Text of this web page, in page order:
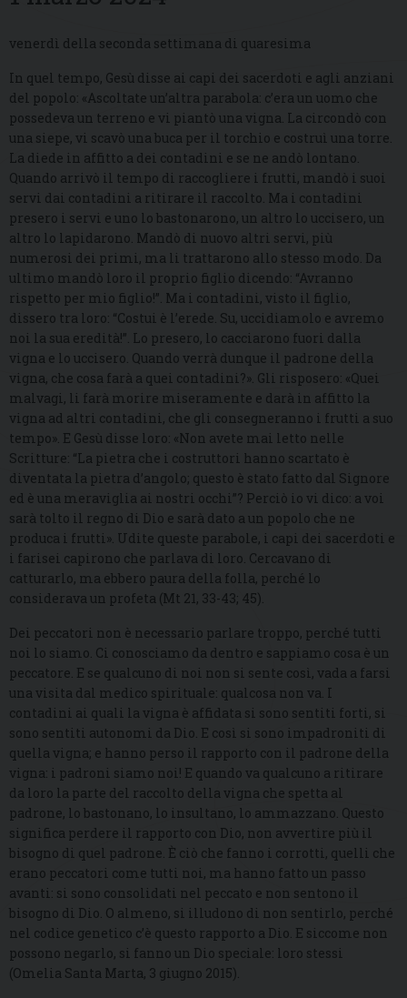
venerdì della seconda settimana di quaresima
In quel tempo, Gesù disse ai capi dei sacerdoti e agli anziani
del popolo: «Ascoltate un’altra parabola: c’era un uomo che
possedeva un terreno e vi piantò una vigna. La circondò con
una siepe, vi scavò una buca per il torchio e costruì una torre.
La diede in affitto a dei contadini e se ne andò lontano.
Quando arrivò il tempo di raccogliere i frutti, mandò i suoi
servi dai contadini a ritirare il raccolto. Ma i contadini
presero i servi e uno lo bastonarono, un altro lo uccisero, un
altro lo lapidarono. Mandò di nuovo altri servi, più
numerosi dei primi, ma li trattarono allo stesso modo. Da
ultimo mandò loro il proprio figlio dicendo: “Avranno
rispetto per mio figlio!”. Ma i contadini, visto il figlio,
dissero tra loro: “Costui è l’erede. Su, uccidiamolo e avremo
noi la sua eredità!”. Lo presero, lo cacciarono fuori dalla
vigna e lo uccisero. Quando verrà dunque il padrone della
vigna, che cosa farà a quei contadini?». Gli risposero: «Quei
malvagi, li farà morire miseramente e darà in affitto la
vigna ad altri contadini, che gli consegneranno i frutti a suo
tempo». E Gesù disse loro: «Non avete mai letto nelle
Scritture: “La pietra che i costruttori hanno scartato è
diventata la pietra d’angolo; questo è stato fatto dal Signore
ed è una meraviglia ai nostri occhi”? Perciò io vi dico: a voi
sarà tolto il regno di Dio e sarà dato a un popolo che ne
produca i frutti». Udite queste parabole, i capi dei sacerdoti e
i farisei capirono che parlava di loro. Cercavano di
catturarlo, ma ebbero paura della folla, perché lo
considerava un profeta (Mt 21, 33-43; 45).
Dei peccatori non è necessario parlare troppo, perché tutti
noi lo siamo. Ci conosciamo da dentro e sappiamo cosa è un
peccatore. E se qualcuno di noi non si sente così, vada a farsi
una visita dal medico spirituale: qualcosa non va. I
contadini ai quali la vigna è affidata si sono sentiti forti, si
sono sentiti autonomi da Dio. E così si sono impadroniti di
quella vigna; e hanno perso il rapporto con il padrone della
vigna: i padroni siamo noi! E quando va qualcuno a ritirare
da loro la parte del raccolto della vigna che spetta al
padrone, lo bastonano, lo insultano, lo ammazzano. Questo
significa perdere il rapporto con Dio, non avvertire più il
bisogno di quel padrone. È ciò che fanno i corrotti, quelli che
erano peccatori come tutti noi, ma hanno fatto un passo
avanti: si sono consolidati nel peccato e non sentono il
bisogno di Dio. O almeno, si illudono di non sentirlo, perché
nel codice genetico c’è questo rapporto a Dio. E siccome non
possono negarlo, si fanno un Dio speciale: loro stessi
(Omelia Santa Marta, 3 giugno 2015).